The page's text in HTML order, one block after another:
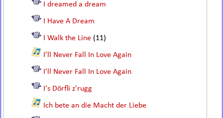
I dreamed a dream
I Have A Dream
I Walk the Line (11)
I'll Never Fall In Love Again
I'll Never Fall In Love Again
I's Dörfli z'rugg
Ich bete an die Macht der Liebe